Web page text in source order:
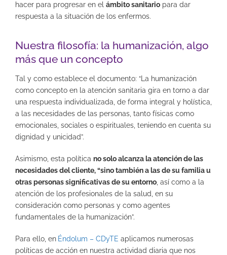
hacer para progresar en el ámbito sanitario para dar
respuesta a la situación de los enfermos.
Nuestra filosofía: la humanización, algo
más que un concepto
Tal y como establece el documento: “La humanización
como concepto en la atención sanitaria gira en torno a dar
una respuesta individualizada, de forma integral y holística,
a las necesidades de las personas, tanto físicas como
emocionales, sociales o espirituales, teniendo en cuenta su
dignidad y unicidad”.
Asimismo, esta política no solo alcanza la atención de las
necesidades del cliente, “sino también a las de su familia u
otras personas significativas de su entorno , así como a la
atención de los profesionales de la salud, en su
consideración como personas y como agentes
fundamentales de la humanización”.
Para ello, en Éndolum – CDyTE aplicamos numerosas
políticas de acción en nuestra actividad diaria que nos